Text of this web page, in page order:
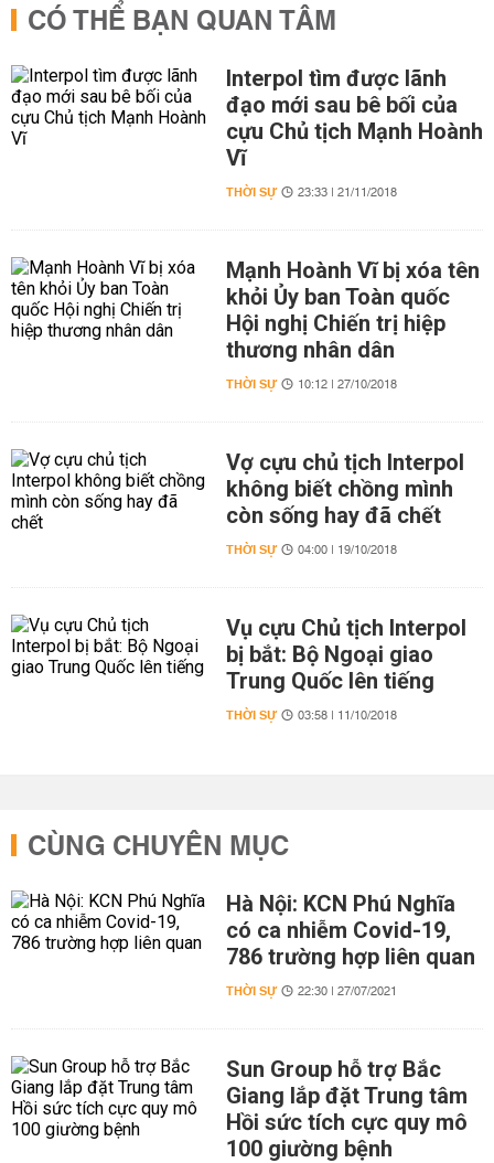
CÓ THỂ BẠN QUAN TÂM
Interpol tìm được lãnh
đạo mới sau bê bối của
cựu Chủ tịch Mạnh Hoành
Vĩ
THỜI SỰ 23:33 | 21/11/2018
Mạnh Hoành Vĩ bị xóa tên
khỏi Ủy ban Toàn quốc
Hội nghị Chiến trị hiệp
thương nhân dân
THỜI SỰ 10:12 | 27/10/2018
Vợ cựu chủ tịch Interpol
không biết chồng mình
còn sống hay đã chết
THỜI SỰ 04:00 | 19/10/2018
Vụ cựu Chủ tịch Interpol
bị bắt: Bộ Ngoại giao
Trung Quốc lên tiếng
THỜI SỰ 03:58 | 11/10/2018
CÙNG CHUYÊN MỤC
Hà Nội: KCN Phú Nghĩa
có ca nhiễm Covid-19,
786 trường hợp liên quan
THỜI SỰ 22:30 | 27/07/2021
Sun Group hỗ trợ Bắc
Giang lắp đặt Trung tâm
Hồi sức tích cực quy mô
100 giường bệnh